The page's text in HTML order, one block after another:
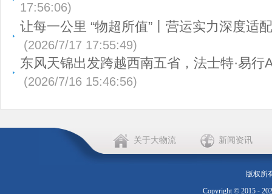
17:56:06)
让每一公里 “物超所值”丨营运实力深度适
(2026/7/17 17:55:49)
东风天锦出发跨越西南五省，法士特·易行
(2026/7/16 15:46:56)
关于大物流 新闻资讯
版权所
Copyright © 2015 -